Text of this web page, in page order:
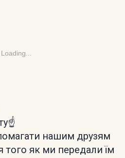
Loading...
нашим друзям
того як ми передали їм